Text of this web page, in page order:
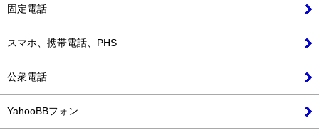
固定電話
スマホ、携帯電話、PHS
公衆電話
YahooBBフォン